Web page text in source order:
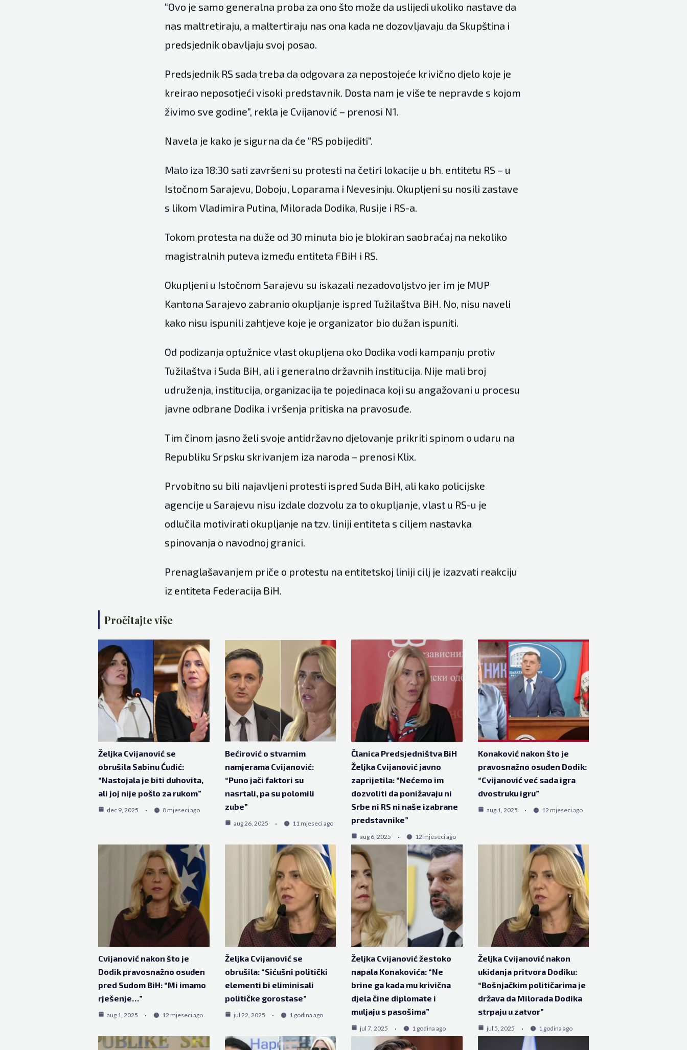
“Ovo je samo generalna proba za ono što može da uslijedi ukoliko nastave da
nas maltretiraju, a maltertiraju nas ona kada ne dozovljavaju da Skupština i
predsjednik obavljaju svoj posao.
Predsjednik RS sada treba da odgovara za nepostojeće krivično djelo koje je
kreirao neposotjeći visoki predstavnik. Dosta nam je više te nepravde s kojom
živimo sve godine”, rekla je Cvijanović – prenosi N1.
Navela je kako je sigurna da će “RS pobijediti”.
Malo iza 18:30 sati završeni su protesti na četiri lokacije u bh. entitetu RS – u
Istočnom Sarajevu, Doboju, Loparama i Nevesinju. Okupljeni su nosili zastave
s likom Vladimira Putina, Milorada Dodika, Rusije i RS-a.
Tokom protesta na duže od 30 minuta bio je blokiran saobraćaj na nekoliko
magistralnih puteva između entiteta FBiH i RS.
Okupljeni u Istočnom Sarajevu su iskazali nezadovoljstvo jer im je MUP
Kantona Sarajevo zabranio okupljanje ispred Tužilaštva BiH. No, nisu naveli
kako nisu ispunili zahtjeve koje je organizator bio dužan ispuniti.
Od podizanja optužnice vlast okupljena oko Dodika vodi kampanju protiv
Tužilaštva i Suda BiH, ali i generalno državnih institucija. Nije mali broj
udruženja, institucija, organizacija te pojedinaca koji su angažovani u procesu
javne odbrane Dodika i vršenja pritiska na pravosuđe.
Tim činom jasno želi svoje antidržavno djelovanje prikriti spinom o udaru na
Republiku Srpsku skrivanjem iza naroda – prenosi Klix.
Prvobitno su bili najavljeni protesti ispred Suda BiH, ali kako policijske
agencije u Sarajevu nisu izdale dozvolu za to okupljanje, vlast u RS-u je
odlučila motivirati okupljanje na tzv. liniji entiteta s ciljem nastavka
spinovanja o navodnoj granici.
Prenaglašavanjem priče o protestu na entitetskoj liniji cilj je izazvati reakciju
iz entiteta Federacija BiH.
Pročitajte više
Željka Cvijanović se
obrušila Sabinu Ćudić:
“Nastojala je biti duhovita,
ali joj nije pošlo za rukom”
dec 9, 2025 8 mjeseci ago
Bećirović o stvarnim
namjerama Cvijanović:
“Puno jači faktori su
nasrtali, pa su polomili
zube”
aug 26, 2025 11 mjeseci ago
Članica Predsjedništva BiH
Željka Cvijanović javno
zaprijetila: “Nećemo im
dozvoliti da ponižavaju ni
Srbe ni RS ni naše izabrane
predstavnike”
aug 6, 2025 12 mjeseci ago
Konaković nakon što je
pravosnažno osuđen Dodik:
“Cvijanović već sada igra
dvostruku igru”
aug 1, 2025 12 mjeseci ago
Cvijanović nakon što je
Dodik pravosnažno osuđen
pred Sudom BiH: “Mi imamo
rješenje…”
aug 1, 2025 12 mjeseci ago
Željka Cvijanović se
obrušila: “Sićušni politički
elementi bi eliminisali
političke gorostase”
jul 22, 2025 1 godina ago
Željka Cvijanović žestoko
napala Konakovića: “Ne
brine ga kada mu krivična
djela čine diplomate i
muljaju s pasošima”
jul 7, 2025 1 godina ago
Željka Cvijanović nakon
ukidanja pritvora Dodiku:
“Bošnjačkim političarima je
država da Milorada Dodika
strpaju u zatvor”
jul 5, 2025 1 godina ago